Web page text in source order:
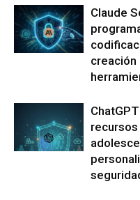
Claude
creación